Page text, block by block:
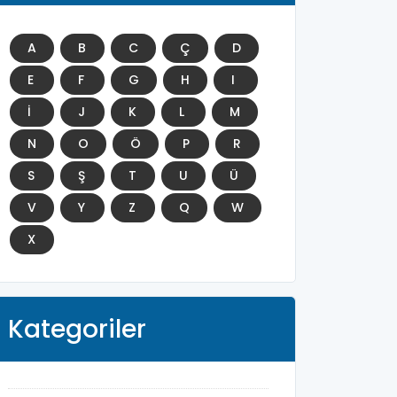
A B C Ç
D
E
F G H
I
İ
J K L
M
N
O Ö P
R
S
Ş T U
Ü
V
Y Z Q
W
X
Kategoriler